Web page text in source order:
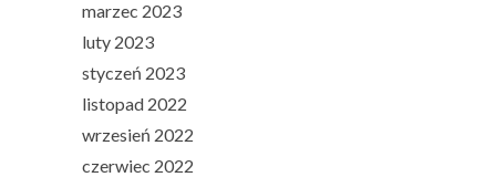
marzec 2023
luty 2023
styczeń 2023
listopad 2022
wrzesień 2022
czerwiec 2022